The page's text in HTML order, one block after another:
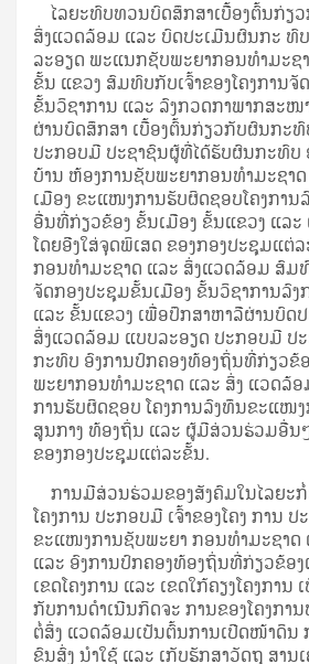
ໄລຍະທົບທວນບົດສຶກສາເບື້ອງຕົ້ນກ່ຽ
ສິ່ງແວດລ້ອມ ແລະ ບົດປະເມີນຜົນກະ ທົ
ລະອຽດ ພະແນກຊັບພະຍາກອນທໍາມະຊ
ຂັ້ນ ແຂວງ ສົມທົບກັບເຈົ້າຂອງໂຄງການ
ຂັ້ນວິຊາການ ແລະ ລົງກວດກາພາກສະໜ
ຜ່ານບົດສຶກສາ ເບື້ອງຕົ້ນກ່ຽວກັບຜົນກະທົ
ປະກອບມີ ປະຊາຊົນຜູ້ທີ່ໄດ້ຮັບຜົນກະທົບ
ບ້ານ ຫ້ອງການຊັບພະຍາກອນທໍາມະຊາ
ເມືອງ ຂະແໜງການຮັບຜິດຊອບໂຄງກາ
ອື່ນທີ່ກ່ຽວຂ້ອງ ຂັ້ນເມືອງ ຂັ້ນແຂວງ ແລ
ໂດຍອີງໃສ່ຈຸດພິເສດ ຂອງກອງປະຊຸມແຕ່
ກອນທໍາມະຊາດ ແລະ ສິ່ງແວດລ້ອມ ສົມທົ
ຈັດກອງປະຊຸມຂັ້ນເມືອງ ຂັ້ນວິຊາການລົ
ແລະ ຂັ້ນແຂວງ ເພື່ອປຶກສາຫາລືຜ່ານບົດ
ສິ່ງແວດລ້ອມ ແບບລະອຽດ ປະກອບມີ ປ
ກະທົບ ອົງການປົກຄອງທ້ອງຖິ່ນທີ່ກ່ຽວຂ້
ພະຍາກອນທໍາມະຊາດ ແລະ ສິ່ງ ແວດລ້
ການຮັບຜິດຊອບ ໂຄງການລົງທຶນຂະແໜ
ສູນກາງ ທ້ອງຖິ່ນ ແລະ ຜູ້ມີສ່ວນຮ່ວມອື່ນ
ຂອງກອງປະຊຸມແຕ່ລະຂັ້ນ.
ການມີສ່ວນຮ່ວມຂອງສັງຄົມໃນໄລຍະກໍ່
ໂຄງການ ປະກອບມີ ເຈົ້າຂອງໂຄງ ການ
ຂະແໜງການຊັບພະຍາ ກອນທໍາມະຊາດ
ແລະ ອົງການປົກຄອງທ້ອງຖິ່ນທີ່ກ່ຽວຂ້ອ
ເຂດໂຄງການ ແລະ ເຂດໃກ້ຄຽງໂຄງການ
ກັບການດໍາເນີນກິດຈະ ການຂອງໂຄງກາ
ຕໍ່ສິ່ງ ແວດລ້ອມເປັນຕົ້ນການເປີດໜ້າດິນ
ຂົນສົ່ງ ນໍາໃຊ້ ແລະ ເກັບຮັກສາວັດຖຸ ສານ